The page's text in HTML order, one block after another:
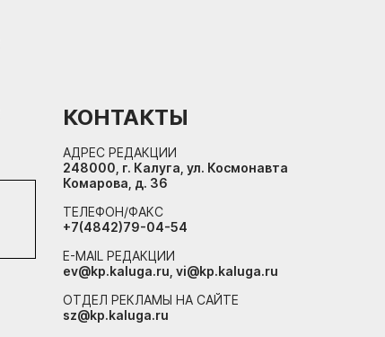
КОНТАКТЫ
АДРЕС РЕДАКЦИИ
248000, г. Калуга, ул. Космонавта
Комарова, д. 36
ТЕЛЕФОН/ФАКС
+7(4842)79-04-54
E-MAIL РЕДАКЦИИ
ev@kp.kaluga.ru, vi@kp.kaluga.ru
ОТДЕЛ РЕКЛАМЫ НА САЙТЕ
sz@kp.kaluga.ru